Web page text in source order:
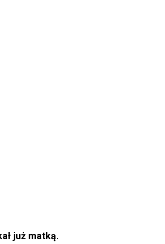
już matką.